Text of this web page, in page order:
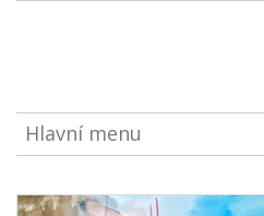
Hlavní menu